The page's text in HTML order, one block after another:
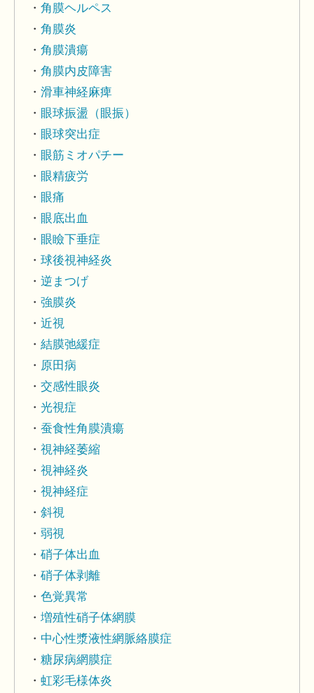
角膜ヘルペス
角膜炎
角膜潰瘍
角膜内皮障害
滑車神経麻痺
眼球振盪（眼振）
眼球突出症
眼筋ミオパチー
眼精疲労
眼痛
眼底出血
眼瞼下垂症
球後視神経炎
逆まつげ
強膜炎
近視
結膜弛緩症
原田病
交感性眼炎
光視症
蚕食性角膜潰瘍
視神経萎縮
視神経炎
視神経症
斜視
弱視
硝子体出血
硝子体剥離
色覚異常
増殖性硝子体網膜
中心性漿液性網脈絡膜症
糖尿病網膜症
虹彩毛様体炎